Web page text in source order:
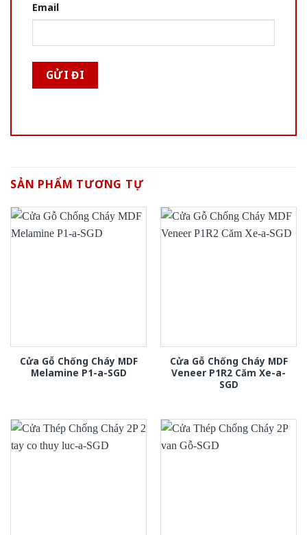
Email
SẢN PHẨM TƯƠNG TỰ
Cửa Gỗ Chống Cháy MDF
Melamine P1-a-SGD
Cửa Gỗ Chống Cháy MDF
Veneer P1R2 Căm Xe-a-
SGD